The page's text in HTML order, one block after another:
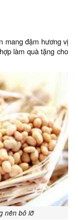
mang đậm hương vị
làm quà tặng cho
nên bỏ lỡ